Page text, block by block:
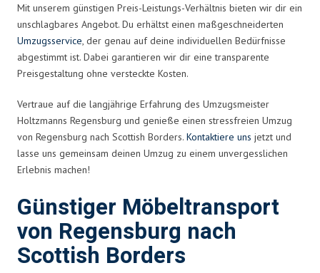
Mit unserem günstigen Preis-Leistungs-Verhältnis bieten wir dir ein
unschlagbares Angebot. Du erhältst einen maßgeschneiderten
Umzugsservice, der genau auf deine individuellen Bedürfnisse
abgestimmt ist. Dabei garantieren wir dir eine transparente
Preisgestaltung ohne versteckte Kosten.
Vertraue auf die langjährige Erfahrung des Umzugsmeister
Holtzmanns Regensburg und genieße einen stressfreien Umzug
von Regensburg nach Scottish Borders. Kontaktiere uns jetzt und
lasse uns gemeinsam deinen Umzug zu einem unvergesslichen
Erlebnis machen!
Günstiger Möbeltransport
von Regensburg nach
Scottish Borders